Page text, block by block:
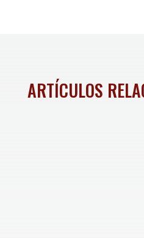
ARTÍCULOS